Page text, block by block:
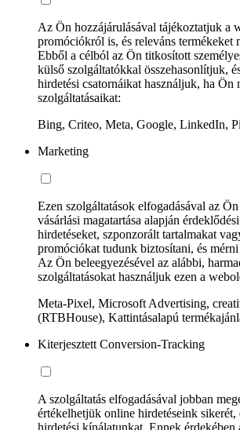
Az Ön hozzájárulásával tájékoztatjuk a
promóciókról is, és releváns termékeket
Ebből a célból az Ön titkosított
külső szolgáltatókkal összehasonlítjuk,
hirdetési csatornáikat használjuk, ha Ön
szolgáltatásaikat:
Bing, Criteo, Meta, Google, LinkedIn,
Marketing
Ezen szolgáltatások elfogadásával az
vásárlási magatartása alapján
hirdetéseket, szponzorált tartalmakat
promóciókat tudunk biztosítani, és
Az Ön beleegyezésével az alábbi,
szolgáltatásokat használjuk ezen a
Meta-Pixel, Microsoft Advertising,
(RTBHouse), Kattintásalapú
Kiterjesztett Conversion-Tracking
A szolgáltatás elfogadásával jobban
értékelhetjük online hirdetéseink
hirdetési kínálatunkat. Ennek